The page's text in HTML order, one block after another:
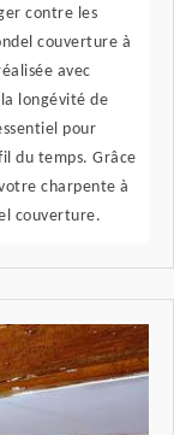
contre les
couverture à
avec
longévité de
pour
du temps. Grâce
charpente à
couverture.